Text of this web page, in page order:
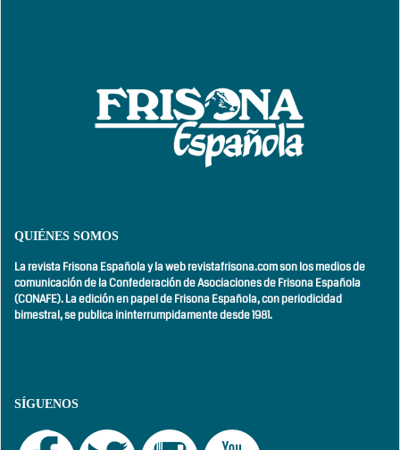
QUIÉNES SOMOS
La revista Frisona Española y la web revistafrisona.com son los medios de
comunicación de la Confederación de Asociaciones de Frisona Española
(CONAFE). La edición en papel de Frisona Española, conperiodicidad
bimestral,se publica ininterrumpidamente desde 1981.
SÍGUENOS